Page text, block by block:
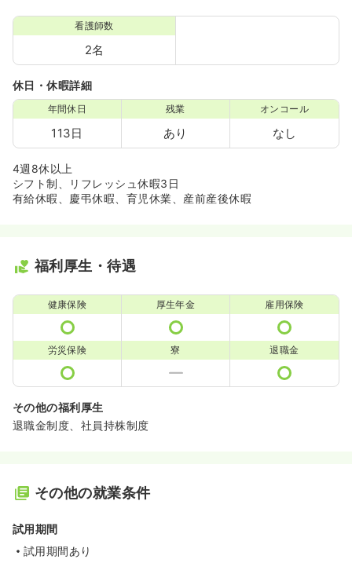
看護師数
2名
休日・休暇詳細
年間休日
113日
残業
あり
オンコール
なし
4週8休以上
シフト制、リフレッシュ休暇3日
有給休暇、慶弔休暇、育児休業、産前産後休暇
福利厚生・待遇
健康保険 厚生年金 雇用保険
労災保険 寮 退職金
その他の福利厚生
退職金制度、社員持株制度
その他の就業条件
試用期間
試用期間あり